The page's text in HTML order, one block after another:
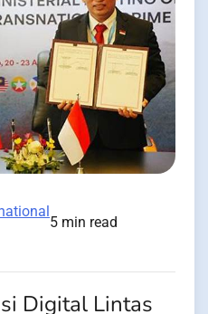
5 min read
Digital Lintas